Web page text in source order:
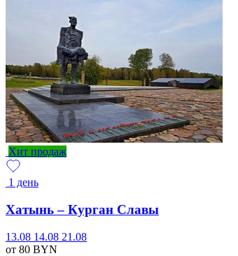
Хит продаж
1 день
Хатынь – Курган Славы
13.08 14.08 21.08
от 80 BYN